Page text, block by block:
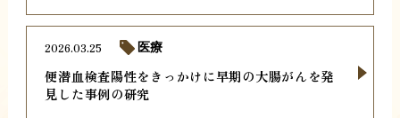
便潜血検査陽性をきっかけに早期の大腸がんを発
見した事例の研究
2026.03.25 医療